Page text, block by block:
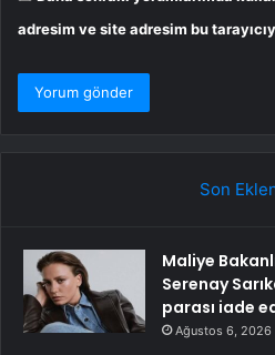
adresim ve site adresim bu
Son
Maliye
Serenay
parası iade
Ağustos 6, 2026